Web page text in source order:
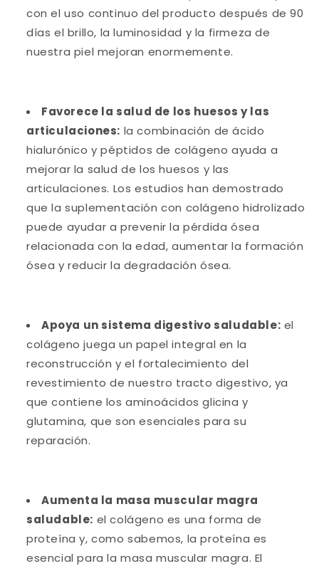
con el uso continuo del producto después de 90
días el brillo, la luminosidad y la firmeza de
nuestra piel mejoran enormemente.
Favorece la salud de los huesos y las
articulaciones: la combinación de ácido
hialurónico y péptidos de colágeno ayuda a
mejorar la salud de los huesos y las
articulaciones. Los estudios han demostrado
que la suplementación con colágeno hidrolizado
puede ayudar a prevenir la pérdida ósea
relacionada con la edad, aumentar la formación
ósea y reducir la degradación ósea.
Apoya un sistema digestivo saludable: el
colágeno juega un papel integral en la
reconstrucción y el fortalecimiento del
revestimiento de nuestro tracto digestivo, ya
que contiene los aminoácidos glicina y
glutamina, que son esenciales para su
reparación.
Aumenta la masa muscular magra
saludable: el colágeno es una forma de
proteína y, como sabemos, la proteína es
esencial para la masa muscular magra. El